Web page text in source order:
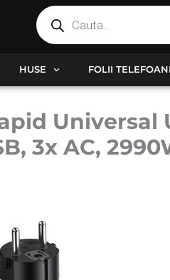
Products
search
HUSE FOLII
Universal
3x AC,